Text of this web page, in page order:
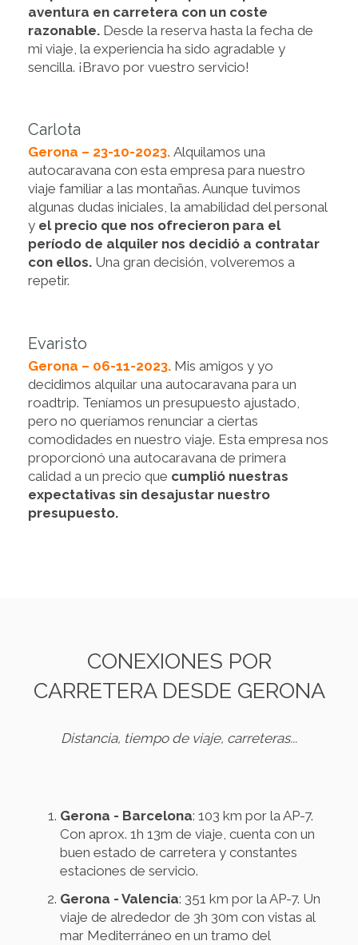
aventura en carretera con un coste
razonable. Desde la reserva hasta la fecha de
mi viaje, la experiencia ha sido agradable y
sencilla. ¡Bravo por vuestro servicio!
Carlota
Gerona – 23-10-2023. Alquilamos una
autocaravana con esta empresa para nuestro
viaje familiar a las montañas. Aunque tuvimos
algunas dudas iniciales, la amabilidad del personal
y el precio que nos ofrecieron para el
período de alquiler nos decidió a contratar
con ellos. Una gran decisión, volveremos a
repetir.
Evaristo
Gerona – 06-11-2023. Mis amigos y yo
decidimos alquilar una autocaravana para un
roadtrip. Teníamos un presupuesto ajustado,
pero no queríamos renunciar a ciertas
comodidades en nuestro viaje. Esta empresa nos
proporcionó una autocaravana de primera
calidad a un precio que cumplió nuestras
expectativas sin desajustar nuestro
presupuesto.
CONEXIONES POR
CARRETERA DESDE GERONA
Distancia, tiempo de viaje, carreteras...
Gerona - Barcelona: 103 km por la AP-7.
Con aprox. 1h 13m de viaje, cuenta con un
buen estado de carretera y constantes
estaciones de servicio.
Gerona - Valencia: 351 km por la AP-7. Un
viaje de alrededor de 3h 30m con vistas al
mar Mediterráneo en un tramo del